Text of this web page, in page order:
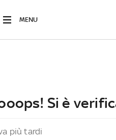
MENU
Si è
più tardi